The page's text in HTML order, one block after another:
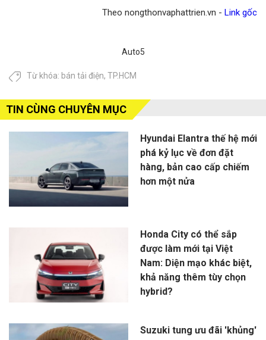
Theo nongthonvaphattrien.vn - Link gốc
Auto5
Từ khóa: bán tải điện, TP.HCM
TIN CÙNG CHUYÊN MỤC
Hyundai Elantra thế hệ mới
phá kỷ lục về đơn đặt
hàng, bản cao cấp chiếm
hơn một nửa
Honda City có thể sắp
được làm mới tại Việt
Nam: Diện mạo khác biệt,
khả năng thêm tùy chọn
hybrid?
Suzuki tung ưu đãi 'khủng'